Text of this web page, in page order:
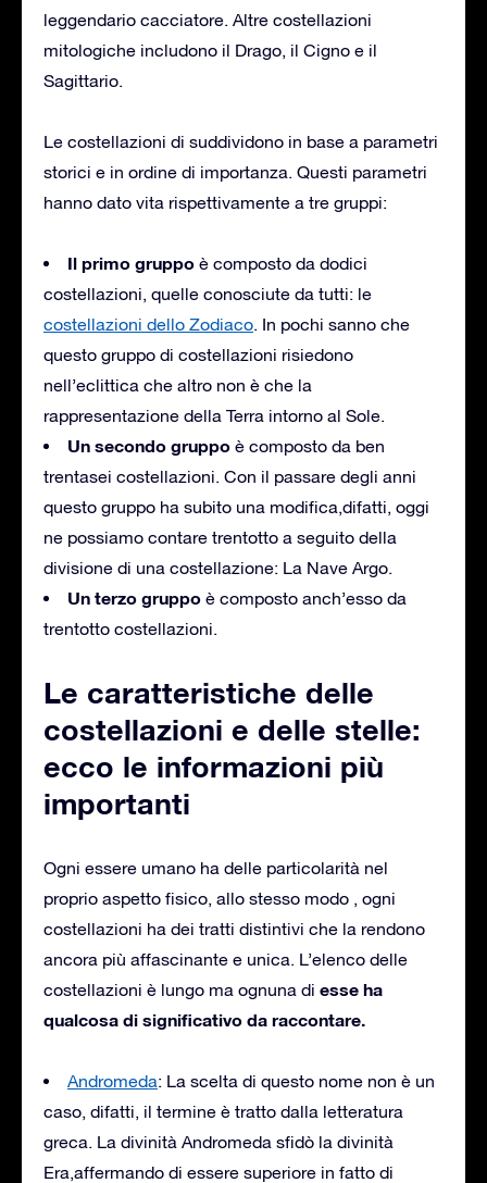
leggendario cacciatore. Altre costellazioni
mitologiche includono il Drago, il Cigno e il
Sagittario.
Le costellazioni di suddividono in base a parametri
storici e in ordine di importanza. Questi parametri
hanno dato vita rispettivamente a tre gruppi:
Il primo gruppo è composto da dodici
costellazioni, quelle conosciute da tutti: le
costellazioni dello Zodiaco. In pochi sanno che
questo gruppo di costellazioni risiedono
nell’eclittica che altro non è che la
rappresentazione della Terra intorno al Sole.
Un secondo gruppo è composto da ben
trentasei costellazioni. Con il passare degli anni
questo gruppo ha subito una modifica,difatti, oggi
ne possiamo contare trentotto a seguito della
divisione di una costellazione: La Nave Argo.
Un terzo gruppo è composto anch’esso da
trentotto costellazioni.
Le caratteristiche delle
costellazioni e delle stelle:
ecco le informazioni più
importanti
Ogni essere umano ha delle particolarità nel
proprio aspetto fisico, allo stesso modo , ogni
costellazioni ha dei tratti distintivi che la rendono
ancora più affascinante e unica. L’elenco delle
costellazioni è lungo ma ognuna di esse ha
qualcosa di significativo da raccontare.
Andromeda: La scelta di questo nome non è un
caso, difatti, il termine è tratto dalla letteratura
greca. La divinità Andromeda sfidò la divinità
Era,affermando di essere superiore in fatto di